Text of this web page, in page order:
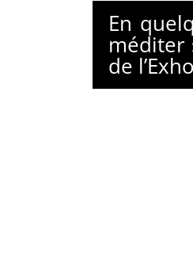
En
méditer
de